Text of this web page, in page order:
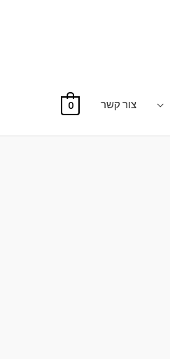
צור קשר 0